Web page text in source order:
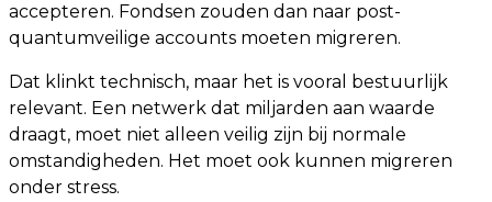
accepteren. Fondsen zouden dan naar post-
quantumveilige accounts moeten migreren.
Dat klinkt technisch, maar het is vooral bestuurlijk
relevant. Een netwerk dat miljarden aan waarde
draagt, moet niet alleen veilig zijn bij normale
omstandigheden. Het moet ook kunnen migreren
onder stress.